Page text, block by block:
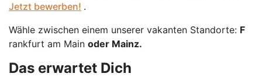
Jetzt bewerben! .
Wähle zwischen einem unserer vakanten Standorte: F
rankfurt am Main oder Mainz.
Das erwartet Dich